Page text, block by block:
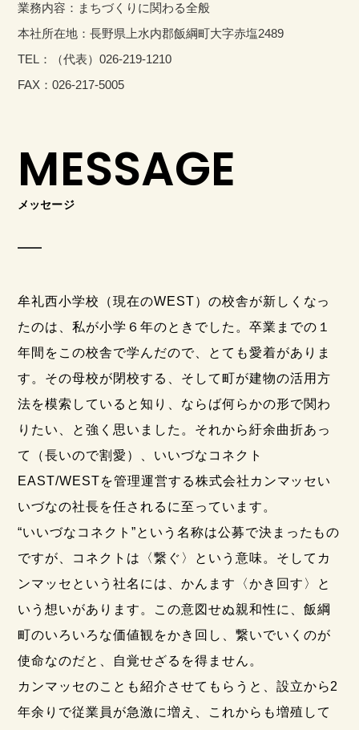
業務内容： まちづくりに関わる全般
本社所在地：長野県上水内郡飯綱町大字赤塩2489
TEL：
（代表）026-219-1210
FAX：026-217-5005
MESSAGE
メッセージ
牟礼西小学校（現在のWEST）の校舎が新しくなっ
たのは、私が小学６年のときでした。卒業までの１
年間をこの校舎で学んだので、とても愛着がありま
す。その母校が閉校する、そして町が建物の活用方
法を模索していると知り、ならば何らかの形で関わ
りたい、と強く思いました。それから紆余曲折あっ
て（長いので割愛）、いいづなコネクト
EAST/WESTを管理運営する株式会社カンマッセい
いづなの社長を任されるに至っています。
“いいづなコネクト”という名称は公募で決まったもの
ですが、コネクトは〈繋ぐ〉という意味。そしてカ
ンマッセという社名には、かんます〈かき回す〉と
いう想いがあります。この意図せぬ親和性に、飯綱
町のいろいろな価値観をかき回し、繋いでいくのが
使命なのだと、自覚せざるを得ません。
カンマッセのことも紹介させてもらうと、設立から2
年余りで従業員が急激に増え、これからも増殖して